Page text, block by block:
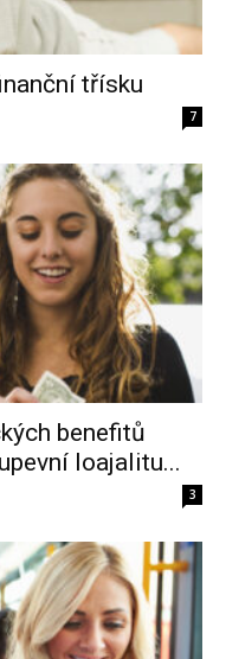
třísku
7
benefitů
loajalitu...
3